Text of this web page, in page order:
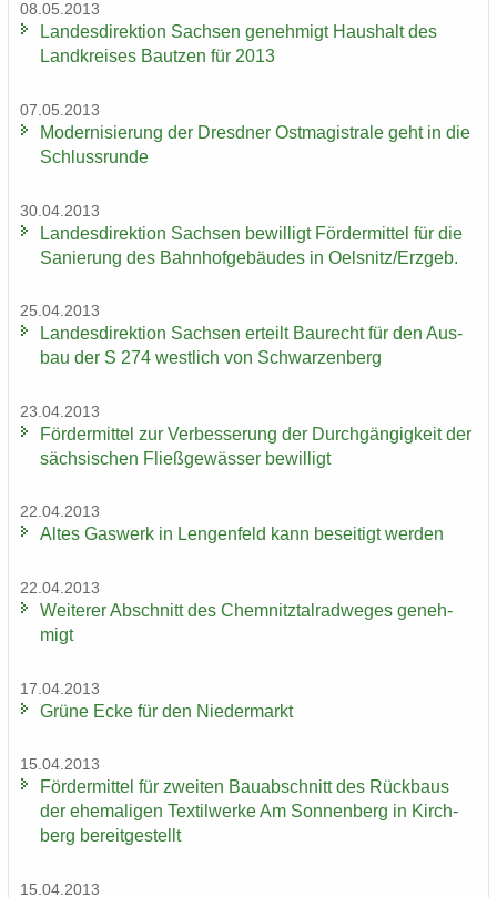
08.05.2013
Lan­des­di­rek­ti­on Sach­sen ge­neh­migt Haus­halt des
Land­krei­ses Baut­zen für 2013
07.05.2013
Mo­der­ni­sie­rung der Dresd­ner Ost­ma­gis­tra­le geht in die
Schluss­run­de
30.04.2013
Lan­des­di­rek­ti­on Sach­sen be­wil­ligt För­der­mit­tel für die
Sa­nie­rung des Bahn­hof­ge­bäu­des in Oels­nitz/Erz­geb.
25.04.2013
Lan­des­di­rek­ti­on Sach­sen er­teilt Bau­recht für den Aus­
bau der S 274 west­lich von Schwar­zen­berg
23.04.2013
För­der­mit­tel zur Ver­bes­se­rung der Durch­gän­gig­keit der
säch­si­schen Fließ­ge­wäs­ser be­wil­ligt
22.04.2013
Altes Gas­werk in Len­gen­feld kann be­sei­tigt wer­den
22.04.2013
Wei­te­rer Ab­schnitt des Chem­nitz­tal­rad­we­ges ge­neh­
migt
17.04.2013
Grüne Ecke für den Nie­der­markt
15.04.2013
För­der­mit­tel für zwei­ten Bau­ab­schnitt des Rück­baus
der ehe­ma­li­gen Tex­til­wer­ke Am Son­nen­berg in Kirch­
berg be­reit­ge­stellt
15.04.2013